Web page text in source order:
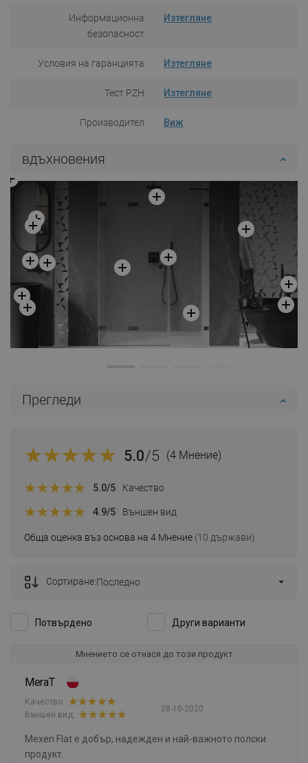
Информационна
безопасност
Изтегляне
Условия на гаранцията Изтегляне
Тест PZH Изтегляне
Производител Виж
вдъхновения
Прегледи
5.0/5 (4 Мнение)
Обща оценка въз основа на 4 Мнение (10 държави)
5.0/5 Качество
4.9/5 Външен вид
Потвърдено Други варианти
Сортиране:Последно
Мнението се отнася до този продукт
MeraT
28-10-2020
Качество:
Външен вид:
Mexen Flat е добър, надежден и най-важното полски
продукт.